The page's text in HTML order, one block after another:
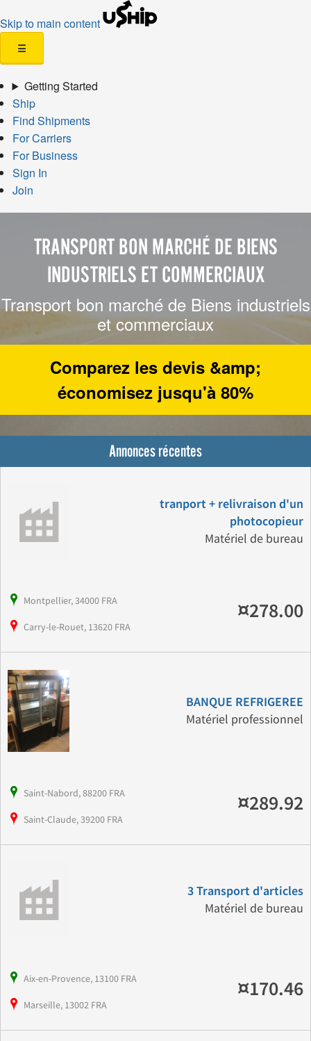
Skip to main content
☰
Getting Started
Ship
Find Shipments
For Carriers
For Business
Sign In
Join
TRANSPORT BON MARCHÉ DE BIENS
INDUSTRIELS ET COMMERCIAUX
Transport bon marché de Biens industriels
et commerciaux
Comparez les devis &amp;
économisez jusqu'à 80%
Annonces récentes
tranport + relivraison d'un
photocopieur
Matériel de bureau
Montpellier, 34000 FRA
Carry-le-Rouet, 13620 FRA
¤278.00
BANQUE REFRIGEREE
Matériel professionnel
Saint-Nabord, 88200 FRA
Saint-Claude, 39200 FRA
¤289.92
3 Transport d'articles
Matériel de bureau
Aix-en-Provence, 13100 FRA
Marseille, 13002 FRA
¤170.46